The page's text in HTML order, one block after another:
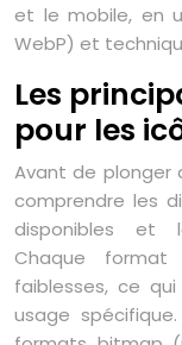
et le mobile, en
WebP) et
Les
pour les
Avant de plonger
comprendre les
disponibles et
Chaque
faiblesses, ce
usage